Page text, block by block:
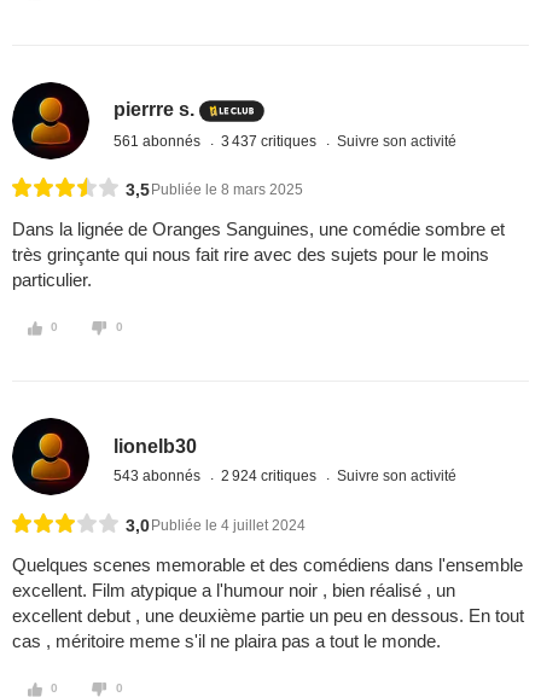
pierrre s.
561 abonnés 3 437 critiques Suivre son activité
3,5 Publiée le 8 mars 2025
Dans la lignée de Oranges Sanguines, une comédie sombre et
très grinçante qui nous fait rire avec des sujets pour le moins
particulier.
0 0
lionelb30
543 abonnés 2 924 critiques Suivre son activité
3,0 Publiée le 4 juillet 2024
Quelques scenes memorable et des comédiens dans l'ensemble
excellent. Film atypique a l'humour noir , bien réalisé , un
excellent debut , une deuxième partie un peu en dessous. En tout
cas , méritoire meme s'il ne plaira pas a tout le monde.
0 0